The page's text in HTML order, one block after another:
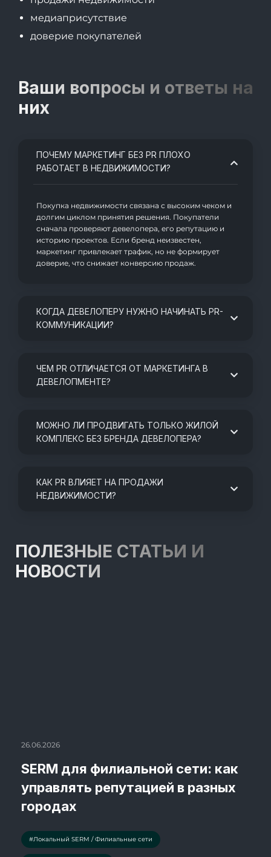
медиаприсутствие
доверие покупателей
Ваши вопросы и ответы на
них
ПОЧЕМУ МАРКЕТИНГ БЕЗ PR ПЛОХО
РАБОТАЕТ В НЕДВИЖИМОСТИ?
Покупка недвижимости связана с высоким чеком и
долгим циклом принятия решения. Покупатели
сначала проверяют девелопера, его репутацию и
историю проектов. Если бренд неизвестен,
маркетинг привлекает трафик, но не формирует
доверие, что снижает конверсию продаж.
КОГДА ДЕВЕЛОПЕРУ НУЖНО НАЧИНАТЬ PR-
КОММУНИКАЦИИ?
ЧЕМ PR ОТЛИЧАЕТСЯ ОТ МАРКЕТИНГА В
ДЕВЕЛОПМЕНТЕ?
МОЖНО ЛИ ПРОДВИГАТЬ ТОЛЬКО ЖИЛОЙ
КОМПЛЕКС БЕЗ БРЕНДА ДЕВЕЛОПЕРА?
КАК PR ВЛИЯЕТ НА ПРОДАЖИ
НЕДВИЖИМОСТИ?
ПОЛЕЗНЫЕ СТАТЬИ И
НОВОСТИ
26.06.2026
SERM для филиальной сети: как
управлять репутацией в разных
городах
#Локальный SERM / Филиальные сети